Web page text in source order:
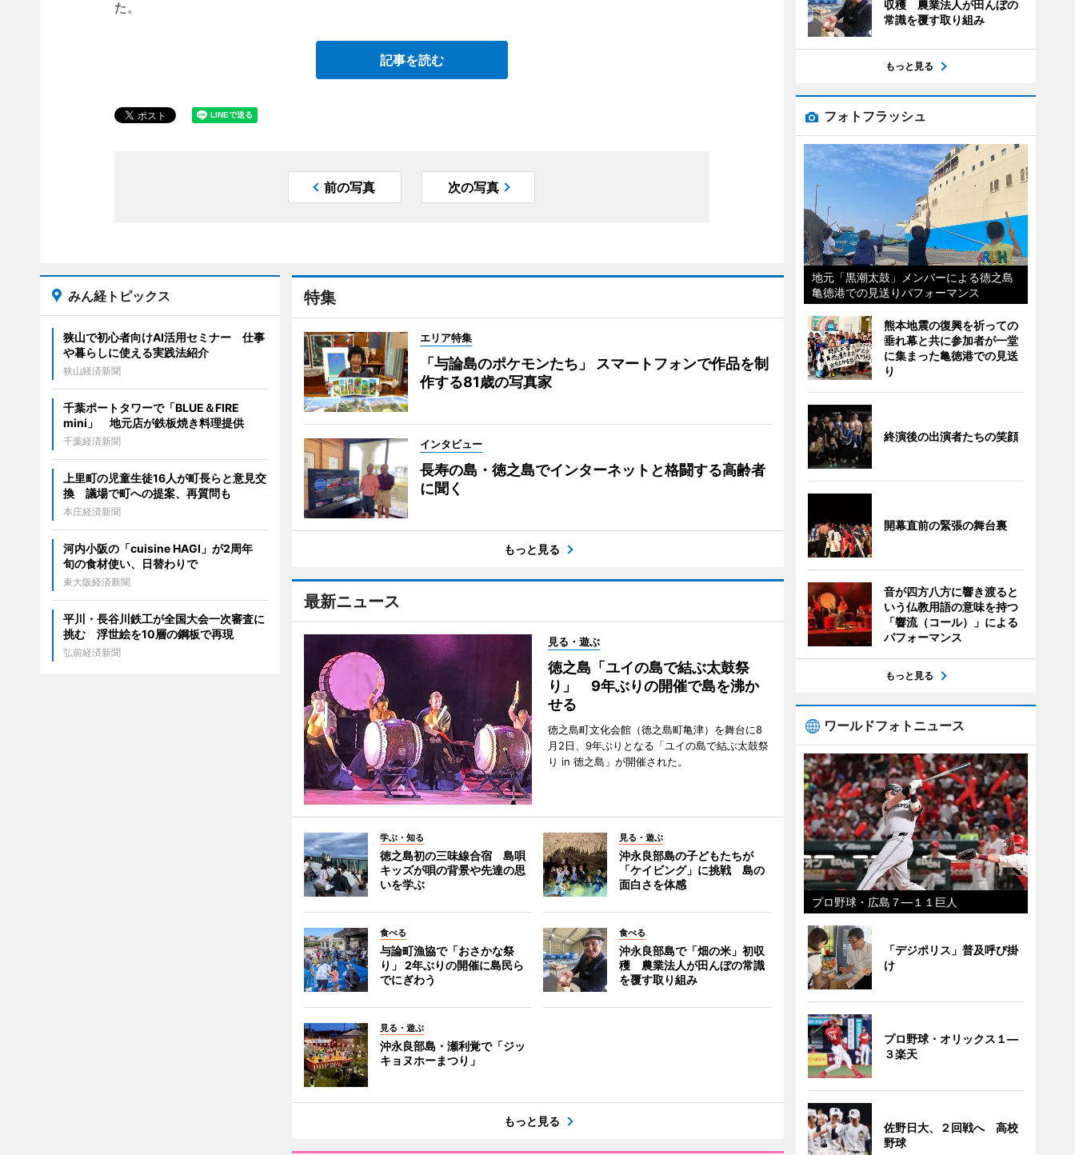
た。
記事を読む
前の写真 次の写真
特集
エリア特集
「与論島のポケモンたち」 スマートフォンで作品を制
作する81歳の写真家
インタビュー
長寿の島・徳之島でインターネットと格闘する高齢者
に聞く
もっと見る
最新ニュース
見る・遊ぶ
徳之島「ユイの島で結ぶ太鼓祭
り」 9年ぶりの開催で島を沸か
せる
徳之島町文化会館（徳之島町亀津）を舞台に8
月2日、9年ぶりとなる「ユイの島で結ぶ太鼓祭
り in 徳之島」が開催された。
学ぶ・知る
徳之島初の三味線合宿 島唄
キッズが唄の背景や先達の思
いを学ぶ
見る・遊ぶ
沖永良部島の子どもたちが
「ケイビング」に挑戦 島の
面白さを体感
食べる
与論町漁協で「おさかな祭
り」 2年ぶりの開催に島民ら
でにぎわう
食べる
沖永良部島で「畑の米」初収
穫 農業法人が田んぼの常識
を覆す取り組み
見る・遊ぶ
沖永良部島・瀬利覚で「ジッ
キョヌホーまつり」
もっと見る
みん経トピックス
狭山で初心者向けAI活用セミナー 仕事
や暮らしに使える実践法紹介
狭山経済新聞
千葉ポートタワーで「BLUE＆FIRE
mini」 地元店が鉄板焼き料理提供
千葉経済新聞
上里町の児童生徒16人が町長らと意見交
換 議場で町への提案、再質問も
本庄経済新聞
河内小阪の「cuisine HAGI」が2周年
旬の食材使い、日替わりで
東大阪経済新聞
平川・長谷川鉄工が全国大会一次審査に
挑む 浮世絵を10層の鋼板で再現
弘前経済新聞
収穫 農業法人が田んぼの
常識を覆す取り組み
もっと見る
フォトフラッシュ
地元「黒潮太鼓」メンバーによる徳之島
亀徳港での見送りパフォーマンス
熊本地震の復興を祈っての
垂れ幕と共に参加者が一堂
に集まった亀徳港での見送
り
終演後の出演者たちの笑顔
開幕直前の緊張の舞台裏
音が四方八方に響き渡ると
いう仏教用語の意味を持つ
「響流（コール）」による
パフォーマンス
もっと見る
ワールドフォトニュース
プロ野球・広島７―１１巨人
「デジポリス」普及呼び掛
け
プロ野球・オリックス１―
３楽天
佐野日大、２回戦へ 高校
野球